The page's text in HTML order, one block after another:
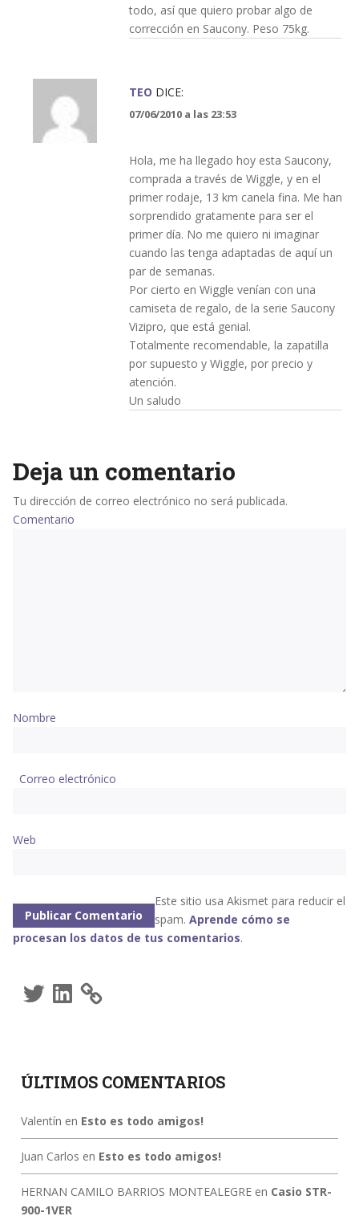
todo, así que quiero probar algo de
corrección en Saucony. Peso 75kg.
TEO DICE:
07/06/2010 a las 23:53
Hola, me ha llegado hoy esta Saucony,
comprada a través de Wiggle, y en el
primer rodaje, 13 km canela fina. Me han
sorprendido gratamente para ser el
primer día. No me quiero ni imaginar
cuando las tenga adaptadas de aquí un
par de semanas.
Por cierto en Wiggle venían con una
camiseta de regalo, de la serie Saucony
Vizipro, que está genial.
Totalmente recomendable, la zapatilla
por supuesto y Wiggle, por precio y
atención.
Un saludo
Deja un comentario
Tu dirección de correo electrónico no será publicada.
Comentario
Nombre
Correo electrónico
Web
Este sitio usa Akismet para reducir el
spam. Aprende cómo se
procesan los datos de tus comentarios.
TwitterLinkedIn
ÚLTIMOS COMENTARIOS
Valentín en Esto es todo amigos!
Juan Carlos en Esto es todo amigos!
HERNAN CAMILO BARRIOS MONTEALEGREen Casio STR-
900-1VER